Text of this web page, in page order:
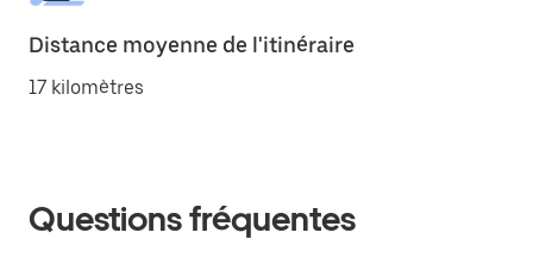
Distance moyenne de l'itinéraire
17 kilomètres
Questions fréquentes